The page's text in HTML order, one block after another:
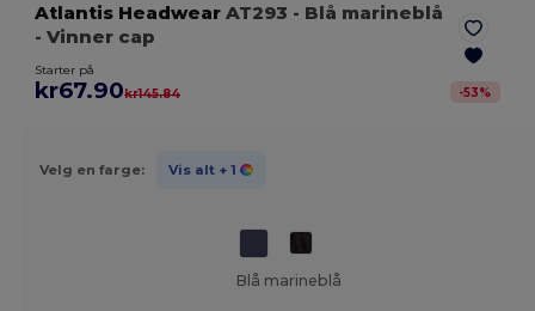
Atlantis Headwear AT293 - Blå marineblå
- Vinner cap
Starter på
kr67.90kr145.84 -53%
Velg en farge: Vis alt + 1
Blå marineblå